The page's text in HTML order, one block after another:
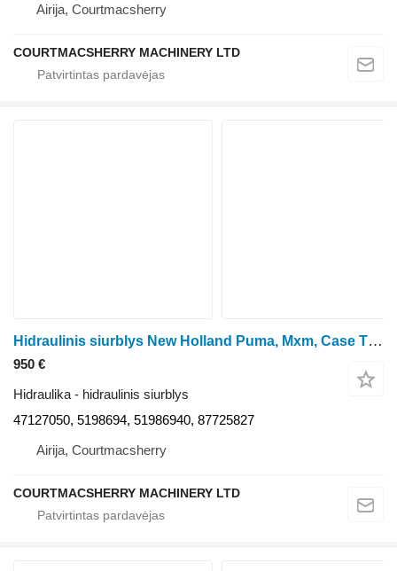
Airija, Courtmacsherry
COURTMACSHERRY MACHINERY LTD
Hidraulinis siurblys New Holland Puma, Mxm, Case T6070, Mxu Series Hydraulic Pump 51986940 47127050 ratinio traktoriaus
950 €
Hidraulika - hidraulinis siurblys
47127050, 5198694, 51986940, 87725827
Airija, Courtmacsherry
COURTMACSHERRY MACHINERY LTD